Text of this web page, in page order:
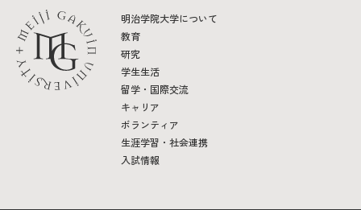
明治学院大学について
教育
研究
学生生活
留学・国際交流
キャリア
ボランティア
生涯学習・社会連携
入試情報